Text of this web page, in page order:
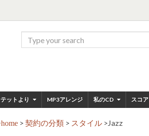
ットより MP3アレンジ 私のCD スコア
home > 契約の分類 > スタイル >Jazz